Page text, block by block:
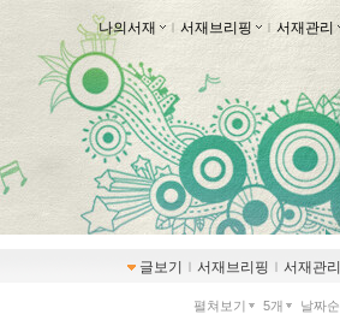
나의서재 ｌ 서재브리핑 ｌ 서재관리
글보기 ｌ 서재브리핑 ｌ 서재관리
펼쳐보기 5개 날짜순